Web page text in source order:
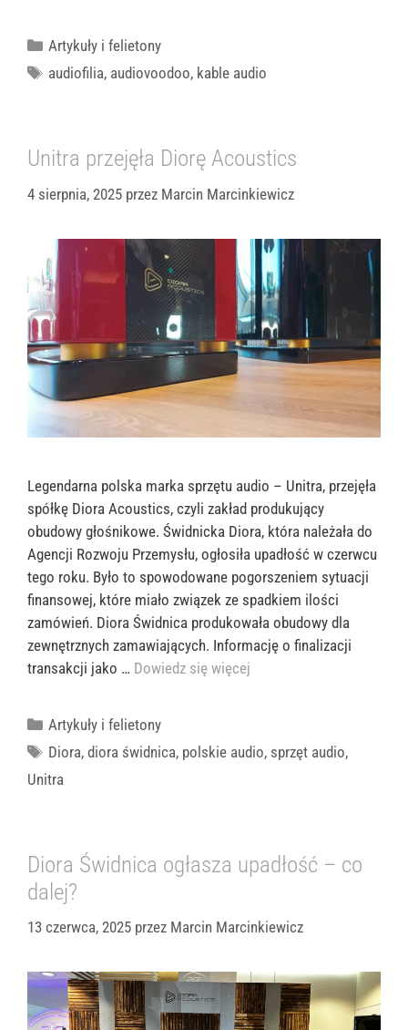
Kategorie
Artykuły i felietony
Tagi
audiofilia, audiovoodoo, kable audio
Unitra przejęła Diorę Acoustics
4 sierpnia, 2025 przez Marcin Marcinkiewicz
Legendarna polska marka sprzętu audio – Unitra, przejęła
spółkę Diora Acoustics, czyli zakład produkujący
obudowy głośnikowe. Świdnicka Diora, która należała do
Agencji Rozwoju Przemysłu, ogłosiła upadłość w czerwcu
tego roku. Było to spowodowane pogorszeniem sytuacji
finansowej, które miało związek ze spadkiem ilości
zamówień. Diora Świdnica produkowała obudowy dla
zewnętrznych zamawiających. Informację o finalizacji
transakcji jako … Dowiedz się więcej
Kategorie
Artykuły i felietony
Tagi
Diora,diora świdnica, polskie audio, sprzęt audio,
Unitra
Diora Świdnica ogłasza upadłość – co
dalej?
13 czerwca, 2025 przez Marcin Marcinkiewicz